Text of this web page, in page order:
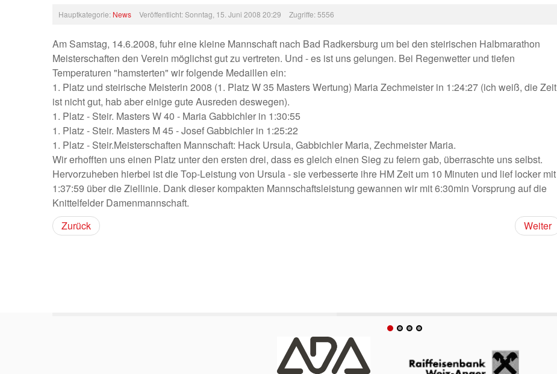
Hauptkategorie: News Veröffentlicht: Sonntag, 15. Juni 2008 20:29 Zugriffe: 5556
Am Samstag, 14.6.2008, fuhr eine kleine Mannschaft nach Bad Radkersburg um bei den steirischen Halbmarathon
Meisterschaften den Verein möglichst gut zu vertreten. Und - es ist uns gelungen. Bei Regenwetter und tiefen
Temperaturen "hamsterten" wir folgende Medaillen ein:
1. Platz und steirische Meisterin 2008 (1. Platz W 35 Masters Wertung) Maria Zechmeister in 1:24:27 (ich weiß, die Zeit
ist nicht gut, hab aber einige gute Ausreden deswegen).
1. Platz - Steir. Masters W 40 - Maria Gabbichler in 1:30:55
1. Platz - Steir. Masters M 45 - Josef Gabbichler in 1:25:22
1. Platz - Steir.Meisterschaften Mannschaft: Hack Ursula, Gabbichler Maria, Zechmeister Maria.
Wir erhofften uns einen Platz unter den ersten drei, dass es gleich einen Sieg zu feiern gab, überraschte uns selbst.
Hervorzuheben hierbei ist die Top-Leistung von Ursula - sie verbesserte ihre HM Zeit um 10 Minuten und lief locker mit
1:37:59 über die Ziellinie. Dank dieser kompakten Mannschaftsleistung gewannen wir mit 6:30min Vorsprung auf die
Knittelfelder Damenmannschaft.
Zurück
Weiter